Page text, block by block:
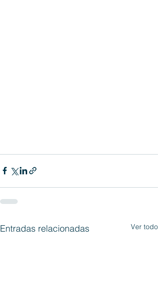
Entradas relacionadas Ver todo